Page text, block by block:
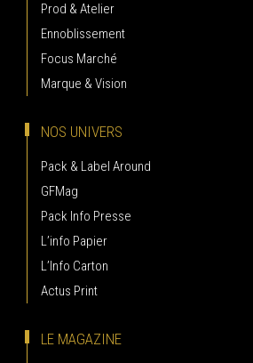
Prod & Atelier
Ennoblissement
Focus Marché
Marque & Vision
NOS UNIVERS
Pack & Label Around
GFMag
Pack Info Presse
L’info Papier
L’Info Carton
Actus Print
LE MAGAZINE